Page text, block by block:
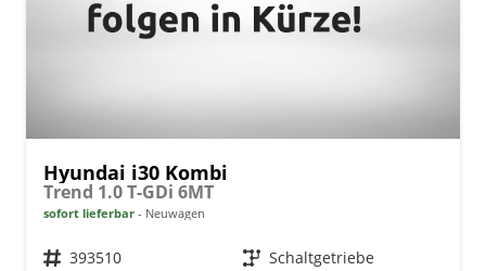
Hyundai i30 Kombi
Trend 1.0 T-GDi 6MT
sofort lieferbar Neuwagen
Fahrzeugnr. 393510 Getriebe Schaltgetriebe